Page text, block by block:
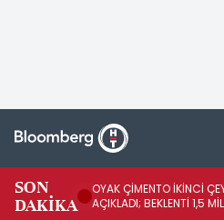
SON
DAKİKA
OYAK ÇİMENTO İKİNCİ
AÇIKLADI; BEKLENTİ 1,5